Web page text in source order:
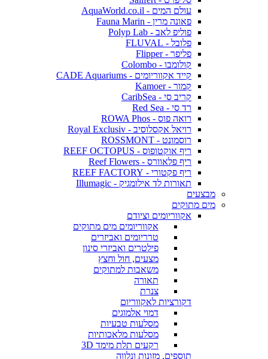
עולם המים - AquaWorld.co.il
פאונה מרין - Fauna Marin
פוליפ לאב - Polyp Lab
פלובל - FLUVAL
פליפר - Flipper
קולומבו - Colombo
קייד אקווריומים - CADE Aquariums
קמור - Kamoer
קריב סי - CaribSea
רד סי - Red Sea
רואה פוס - ROWA Phos
רויאל אקסלוסיב - Royal Exclusiv
רוסמונט - ROSSMONT
ריף אוקטופוס - REEF OCTOPUS
ריף פלאוורס - Reef Flowers
ריף פקטורי - REEF FACTORY
תאורות לד אילומגיק - Illumagic
מבצעים
מים מתוקים
אקווריומים וציודם
אקווריומים מים מתוקים
טרריומים ואביזרים
פילטרים ואביזרי סינון
מצעים, חול וחצץ
משאבות למתוקים
תאורה
צנרת
דקורציות לאקווריום
דמוי אלמוגים
מסלעות טבעיות
מסלעות מלאכותיות
רקעים תלת מימד 3D
תוספים, מזונות ונלווה